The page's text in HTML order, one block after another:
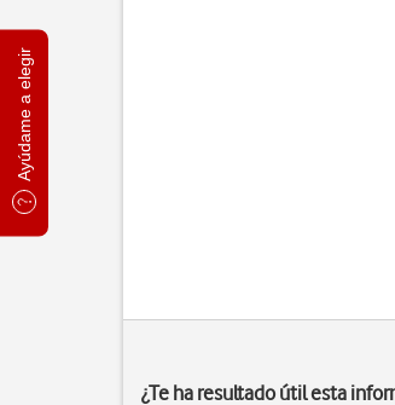
Ayúdame a elegir
¿Te ha resultado útil esta